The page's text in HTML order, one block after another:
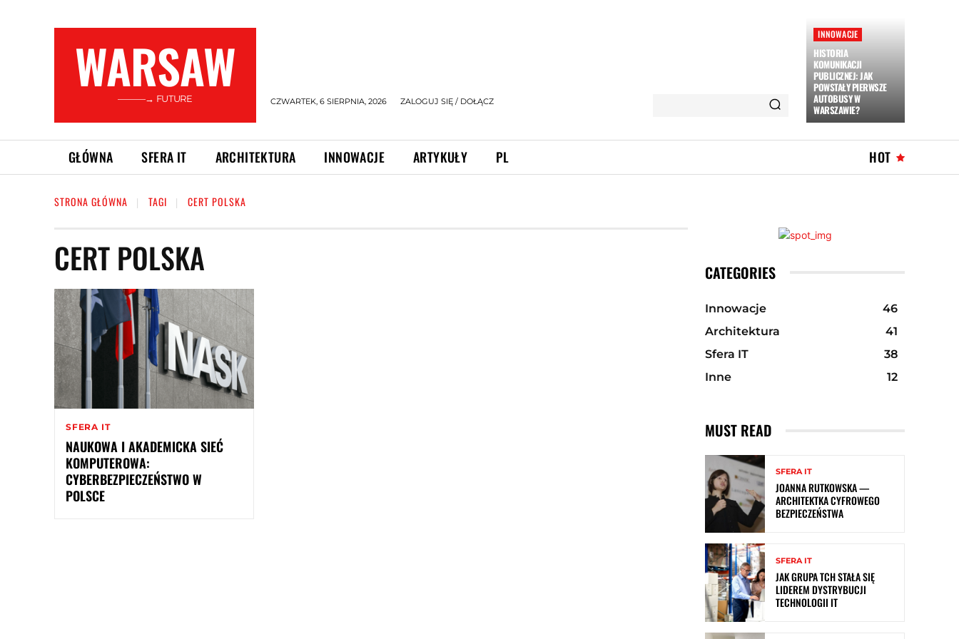
WARSAW
———→ FUTURE CZWARTEK, 6 SIERPNIA, 2026 ZALOGUJ SIĘ / DOŁĄCZ
INNOWACJE
HISTORIA
KOMUNIKACJI
PUBLICZNEJ: JAK
POWSTAŁY PIERWSZE
AUTOBUSY W
WARSZAWIE?
GŁÓWNA SFERA IT ARCHITEKTURA INNOWACJE ARTYKUŁY PL HOT
STRONA GŁÓWNA TAGI CERT POLSKA
CERT POLSKA
SFERA IT
NAUKOWA I AKADEMICKA SIEĆ
KOMPUTEROWA:
CYBERBEZPIECZEŃSTWO W
POLSCE
CATEGORIES
Innowacje
46
Architektura
41
Sfera IT
38
Inne
12
MUST READ
SFERA IT
JOANNA RUTKOWSKA —
ARCHITEKTKA CYFROWEGO
BEZPIECZEŃSTWA
SFERA IT
JAK GRUPA TCH STAŁA SIĘ
LIDEREM DYSTRYBUCJI
TECHNOLOGII IT